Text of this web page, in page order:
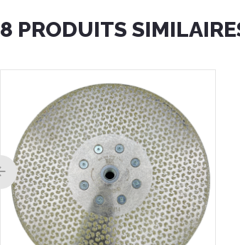
BIHUI Croisillon autonivelant pour carrelage
24,14 €
Voir le produit
8 PRODUITS